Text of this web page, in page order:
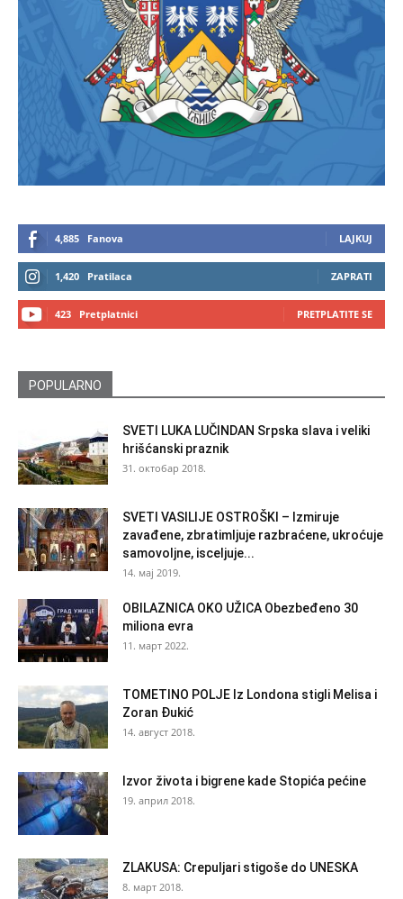
4,885 Fanova LAJKUJ
1,420 Pratilaca ZAPRATI
423 Pretplatnici PRETPLATITE SE
POPULARNO
SVETI LUKA LUČINDAN Srpska slava i veliki
hrišćanski praznik
31. октобар 2018.
SVETI VASILIJE OSTROŠKI – Izmiruje
zavađene, zbratimljuje razbraćene, ukroćuje
samovoljne, isceljuje...
14. мај 2019.
OBILAZNICA OKO UŽICA Obezbeđeno 30
miliona evra
11. март 2022.
TOMETINO POLJE Iz Londona stigli Melisa i
Zoran Đukić
14. август 2018.
Izvor života i bigrene kade Stopića pećine
19. април 2018.
ZLAKUSA: Crepuljari stigoše do UNESKA
8. март 2018.